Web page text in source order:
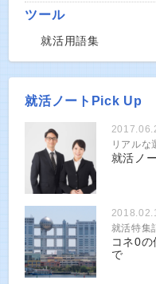
ツール
就活用語集
就活ノートPick Up
リアルな
就活ノ
就活特集
コネ0
で